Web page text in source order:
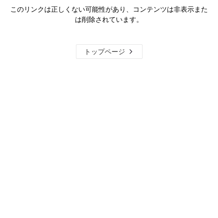
このリンクは正しくない可能性があり、コンテンツは非表示また
は削除されています。
トップページ